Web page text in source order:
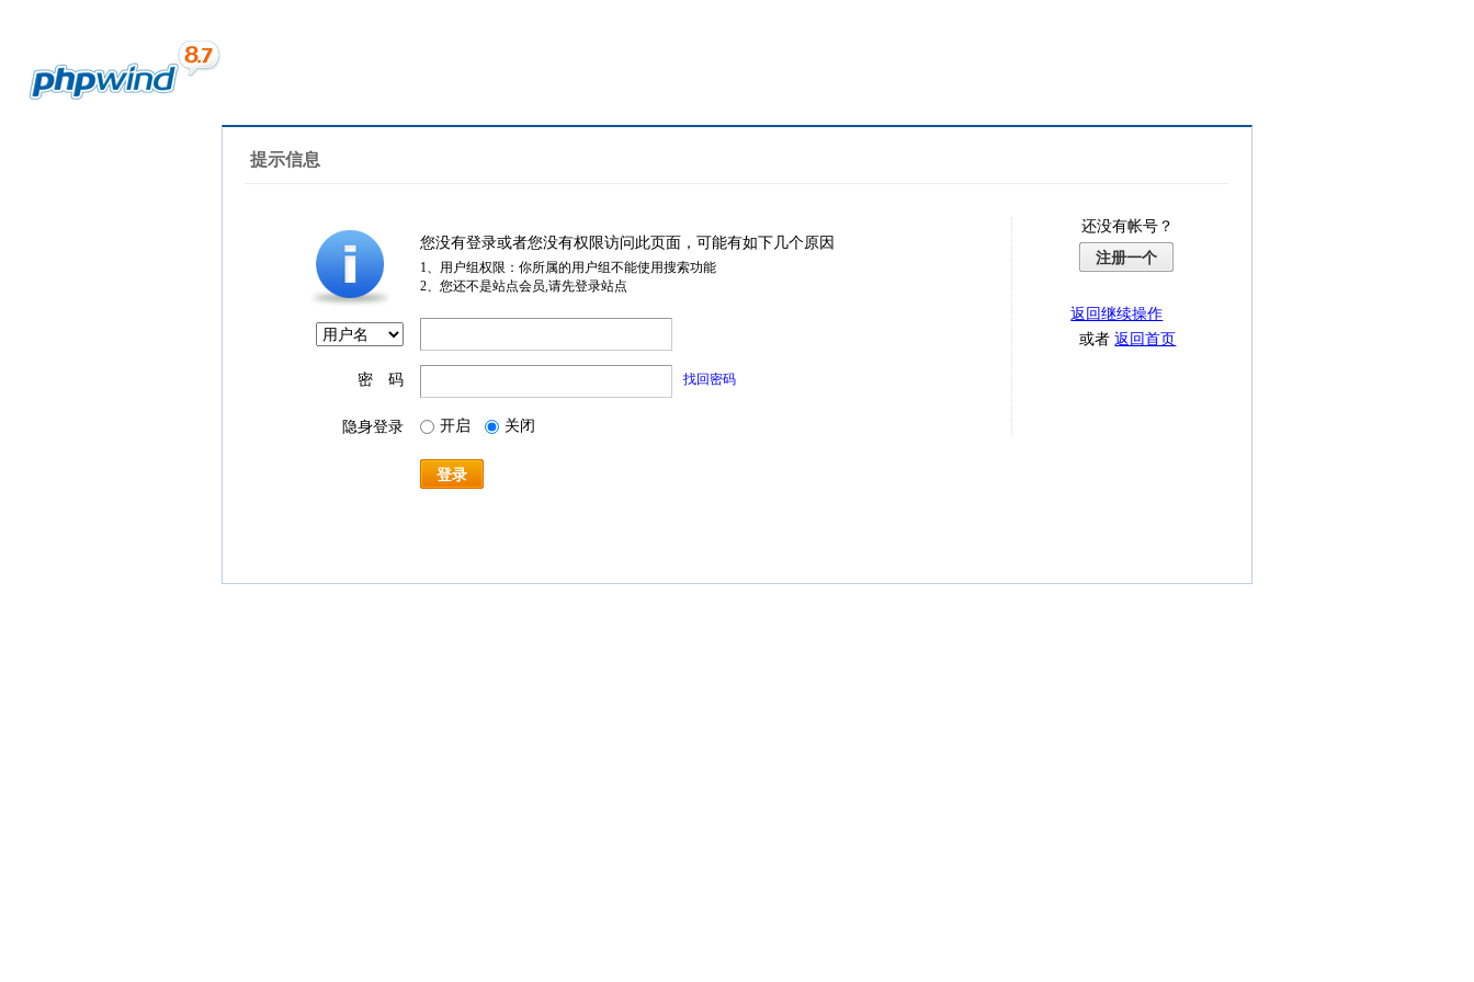
提示信息
您没有登录或者您没有权限访问此页面，可能有如下几个原因
1、用户组权限：你所属的用户组不能使用搜索功能
2、您还不是站点会员,请先登录站点
密 码 找回密码
隐身登录 开启 关闭
登录
还没有帐号？
注册一个
返回继续操作
或者返回首页